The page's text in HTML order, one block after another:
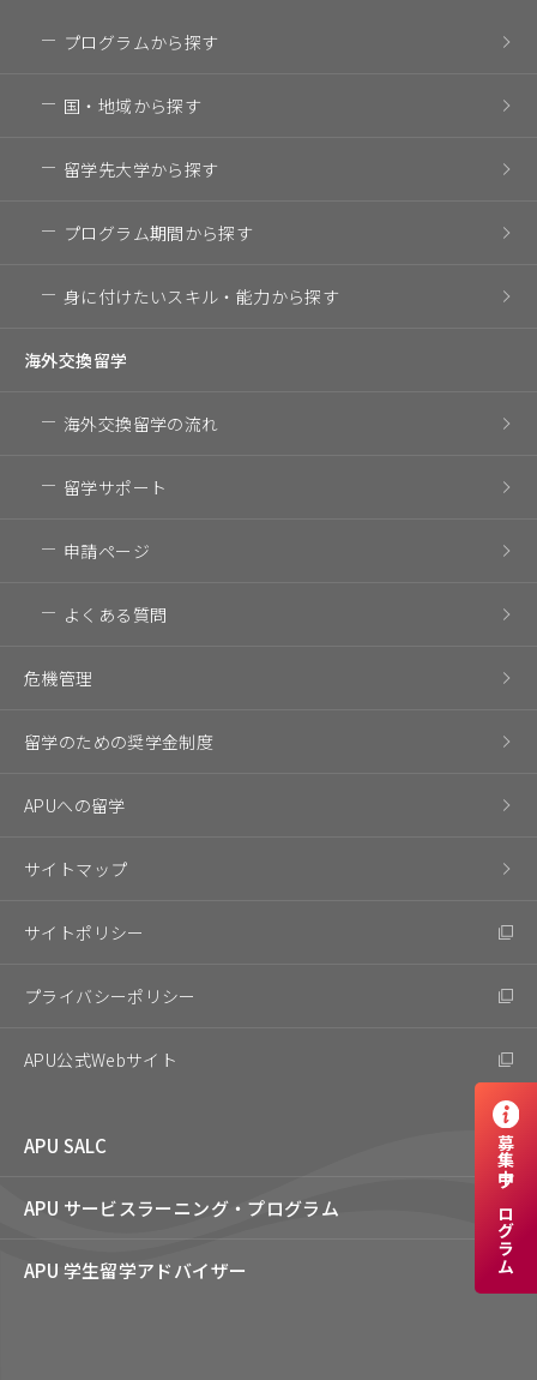
プログラムから探す
国・地域から探す
留学先大学から探す
プログラム期間から探す
身に付けたいスキル・ 能力から探す
海外交換留学
海外交換留学の流れ
留学サポート
申請ページ
よくある質問
危機管理
留学のための奨学金制度
APUへの留学
サイトマップ
サイトポリシー
プライバシーポリシー
APU公式Webサイト
APU SALC
APU サービスラーニング・ プログラム
APU 学生留学アドバイザー 募集中プログラム